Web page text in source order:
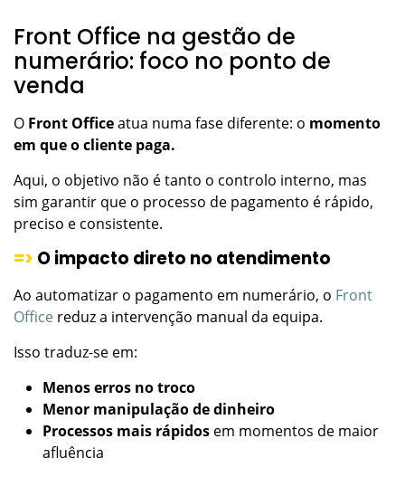
Front Office na gestão de
numerário: foco no ponto de
venda
O Front Officeatua numa fase diferente: o momento
em que o cliente paga.
Aqui, o objetivo não é tanto o controlo interno, mas
sim garantir que o processo de pagamento é rápido,
preciso e consistente.
=> O impacto direto no atendimento
Ao automatizar o pagamento em numerário, o Front
Office reduz a intervenção manual da equipa.
Isso traduz-se em:
Menos erros no troco
Menor manipulação de dinheiro
Processos mais rápidos em momentos de maior
afluência